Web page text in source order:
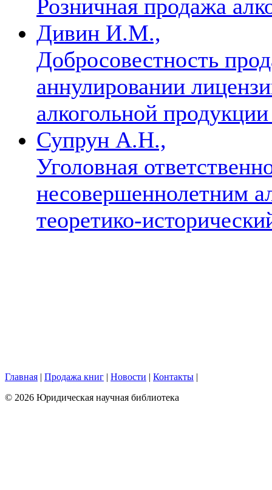
Розничная продажа
Дивин И.М.,
Добросовестность
аннулировании
алкогольной
Супрун А.Н.,
Уголовная
несовершеннолетним
теоретико-
Главная | Продажа книг | Новости | Контакты |
© 2026 Юридическая научная библиотека